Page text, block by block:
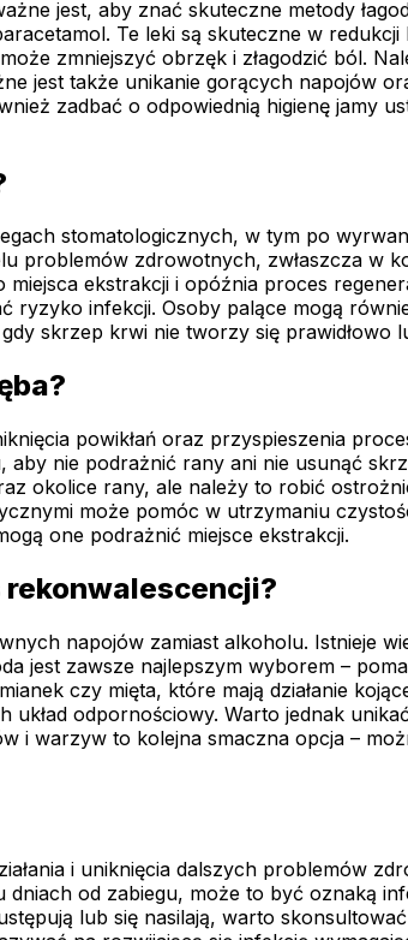
jest, aby znać skuteczne metody
Te leki są skuteczne w
zmniejszyć obrzęk i złagodzić ból.
jest także unikanie gorących napojów
zadbać o odpowiednią higienę jamy
stomatologicznych, w tym po
problemów zdrowotnych, zwłaszcza w
ekstrakcji i opóźnia proces
infekcji. Osoby palące mogą
skrzep krwi nie tworzy się prawidłowo
powikłań oraz przyspieszenia
nie podrażnić rany ani nie usunąć
okolice rany, ale należy to robić
może pomóc w utrzymaniu
one podrażnić miejsce ekstrakcji.
napojów zamiast alkoholu. Istnieje
jest zawsze najlepszym wyborem –
czy mięta, które mają działanie
układ odpornościowy. Warto jednak
i warzyw to kolejna smaczna opcja –
i uniknięcia dalszych problemów
od zabiegu, może to być oznaką
lub się nasilają, warto